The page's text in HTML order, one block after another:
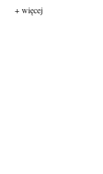
+ więcej